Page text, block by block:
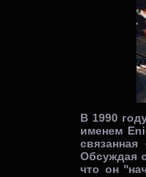
В 1990
именем
Обсуждая
что он